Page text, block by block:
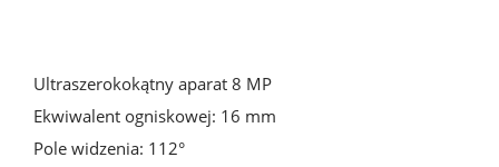
Ultraszerokokątny aparat 8 MP
Ekwiwalent ogniskowej: 16 mm
Pole widzenia: 112°